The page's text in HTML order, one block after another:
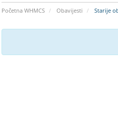
Početna WHMCS Obavijesti Starije